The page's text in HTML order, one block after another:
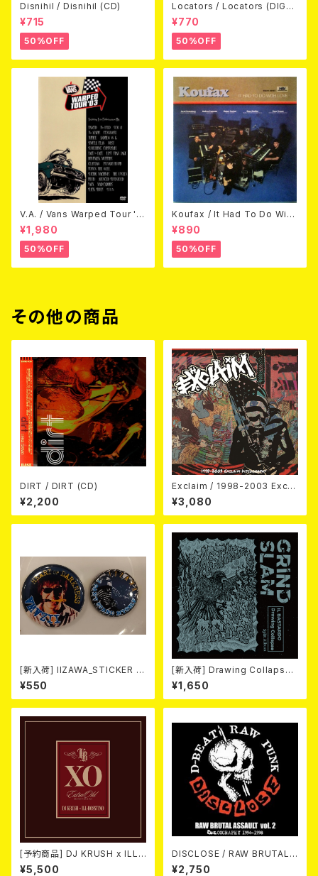
Disnihil / Disnihil (CD)
¥715
50%OFF
Locators / Locators (DIGPA
CK CD)
¥770
50%OFF
V.A. / Vans Warped Tour '0
3 (DVD)
¥1,980
50%OFF
Koufax / It Had To Do With
Love (CD)
¥890
50%OFF
その他の商品
DIRT / DIRT (CD)
¥2,200
Exclaim / 1998-2003 Excla
im Discography
¥3,080
[新入荷] IIZAWA_STICKER +
BADGE SET
¥550
[新入荷] Drawing Collaps
e//IL BASTARDO / GRIND S
LAM (CD)
¥1,650
[予約商品] DJ KRUSH x ILL-
BOSSTINO / XO (2CD)(限定
¥5,500
DISCLOSE / RAW BRUTAL
ASSAULT Vol.2 : DISCOGR
¥2,750